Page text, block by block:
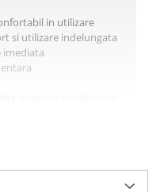
in utilizare
si utilizare indelungata
imediata
originale.
diferite modele, in